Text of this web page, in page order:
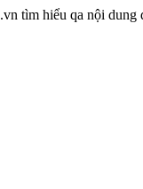
tìm hiểu qa nội dung